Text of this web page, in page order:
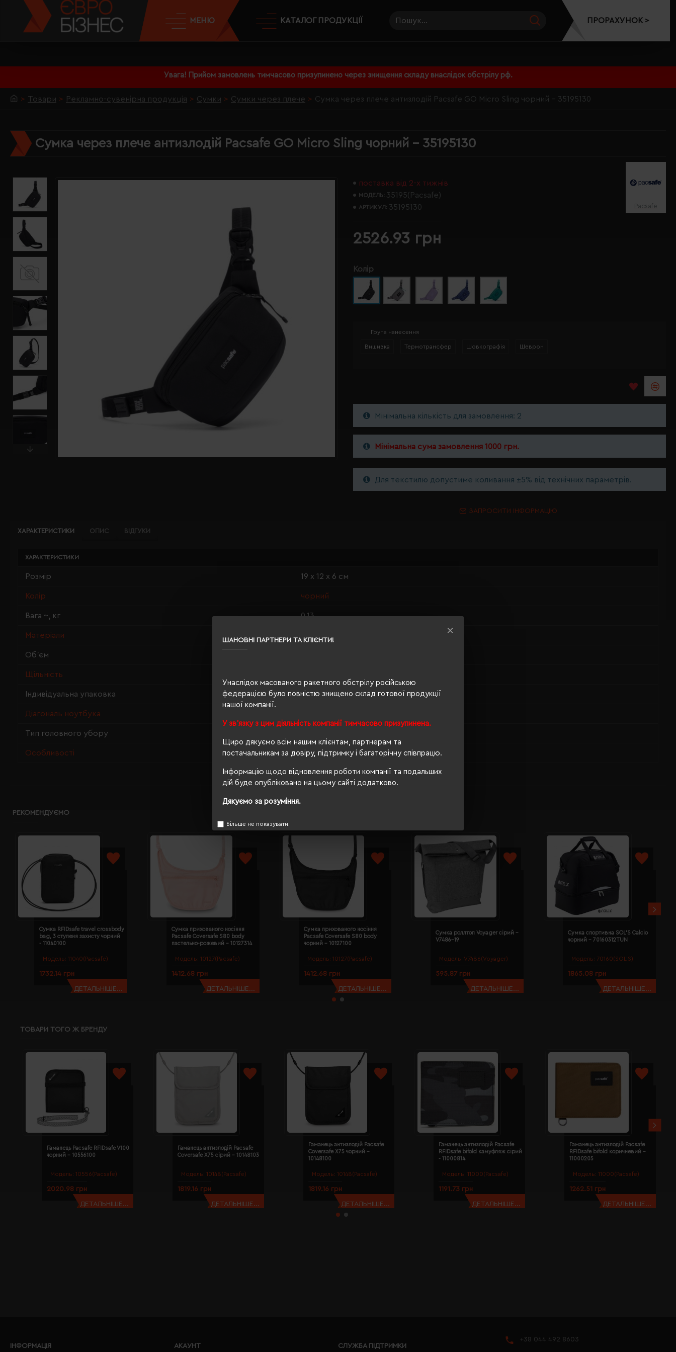
ШАНОВНІ ПАРТНЕРИ ТА КЛІЄНТИ!
Унаслідок масованого ракетного обстрілу російською
федерацією було повністю знищено склад готової продукції
нашої компанії.
У зв'язку з цим діяльність компанії тимчасово призупинена.
Щиро дякуємо всім нашим клієнтам, партнерам та
постачальникам за довіру, підтримку і багаторічну співпрацю.
Інформацію щодо відновлення роботи компанії та подальших
дій буде опубліковано на цьому сайті додатково.
Дякуємо за розуміння.
Більше не показувати.
Увага! Прийом замовлень тимчасово призупинено через знищення складу внаслідок обстрілу рф.
МЕНЮ КАТАЛОГ ПРОДУКЦІЇ ПРОРАХУНОК >
Товари Рекламно-сувенірна продукція Сумки Сумки через плече Сумка через плече антизлодій Pacsafe GO Micro Sling чорний - 35195130
Сумка через плече антизлодій Pacsafe GO Micro Sling чорний - 35195130
поставка від 2-х тижнів
МОДЕЛЬ: 35195(Pacsafe)
АРТИКУЛ: 35195130 Pacsafe
2526.93 грн
Колір
Група нанесення
Вишивка Термотрансфер Шовкографія Шеврон
Мінімальна кількість для замовлення: 2
Мінімальна сума замовлення 1000 грн.
Для текстилю допустиме коливання ±5% від технічних параметрів.
ЗАПРОСИТИ ІНФОРМАЦІЮ
ХАРАКТЕРИСТИКИ ОПИС ВІДГУКИ
ХАРАКТЕРИСТИКИ
Розмір 19 х 12 х 6 см
Колір чорний
Вага ~, кг 0.13
Матеріали
Об'єм
Щільність
Індивідуальна упаковка п/е пакет
Діагональ ноутбука
Тип головного убору
Особливості запатентований захист, PFC free
РЕКОМЕНДУЄМО
Модель: 11040(Pacsafe)
Сумка RFIDsafe travel crossbody
bag, 3 ступеня захисту чорний
- 11040100
1732.14 грн
ДЕТАЛЬНІШЕ...
Модель: 10127(Pacsafe)
Сумка прихованого носіння
Pacsafe Coversafe S80 body
пастельно-рожевий - 10127314
1412.68 грн
ДЕТАЛЬНІШЕ...
Модель: 10127(Pacsafe)
Сумка прихованого носіння
Pacsafe Coversafe S80 body
чорний - 10127100
1412.68 грн
ДЕТАЛЬНІШЕ...
Модель: V7486(Voyager)
Сумка роллтоп Voyager сірий -
V7486-19
595.87 грн
ДЕТАЛЬНІШЕ...
Модель: 70160(SOL’S)
Сумка спортивна SOL'S Calcio
чорний - 70160312TUN
1865.08 грн
ДЕТАЛЬНІШЕ...
ТОВАРИ ТОГО Ж БРЕНДУ
Модель: 10556(Pacsafe)
Гаманець Pacsafe RFIDsafe V100
чорний - 10556100
2020.98 грн
ДЕТАЛЬНІШЕ...
Модель: 10148(Pacsafe)
Гаманець антизлодій Pacsafe
Coversafe X75 сірий - 10148103
1819.16 грн
ДЕТАЛЬНІШЕ...
Модель: 10148(Pacsafe)
Гаманець антизлодій Pacsafe
Coversafe X75 чорний -
10148100
1819.16 грн
ДЕТАЛЬНІШЕ...
Модель: 11000(Pacsafe)
Гаманець антизлодій Pacsafe
RFIDsafe bifold камуфляж сірий
- 11000814
1191.73 грн
ДЕТАЛЬНІШЕ...
Модель: 11000(Pacsafe)
Гаманець антизлодій Pacsafe
RFIDsafe bifold коричневий -
11000205
1262.51 грн
ДЕТАЛЬНІШЕ...
ІНФОРМАЦІЯ АКАУНТ СЛУЖБА ПІДТРИМКИ
+38 044 492 8603